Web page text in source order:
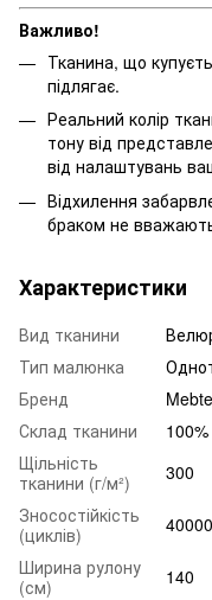
Важливо!
Тканина, що
підлягає.
Реальний колір
тону від
від налаштувань
Відхилення
браком не
Характеристики
Вид тканини
Тип малюнка
Бренд
Склад тканини
Щільність
тканини (г/м²)
300
Зносостійкість
(циклів)
40000
Ширина рулону
(см)
140